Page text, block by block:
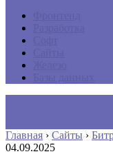
Главная › Сайты ›
04.09.2025